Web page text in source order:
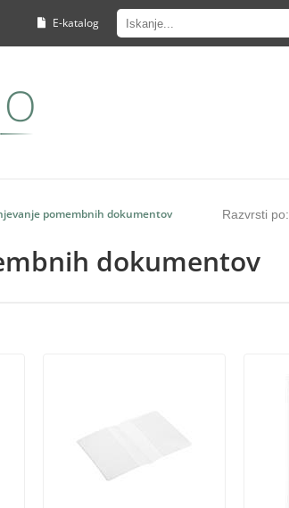
E-katalog
pomembnih dokumentov Razvrsti po:
dokumentov